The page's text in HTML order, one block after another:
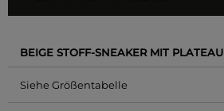
BEIGE STOFF-SNEAKER MIT PLATEAU
Siehe Größentabelle